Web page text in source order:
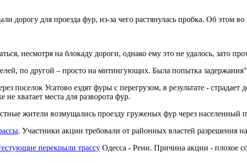
дорогу для проезда фур, из-за чего растянулась пробка. Об этом
несмотря на блокаду дороги, однако ему это не удалось, зато
по другой – просто на митингующих. Была попытка
поселок Усатово ездят фуры с перегрузом, в результате -
хватает места для разворота фур.
жители возмущались проезду груженых фур через населенный
. Участники акции требовали от районных властей разрешения
перекрыли трассу Одесса - Рени. Причина акции - плохое